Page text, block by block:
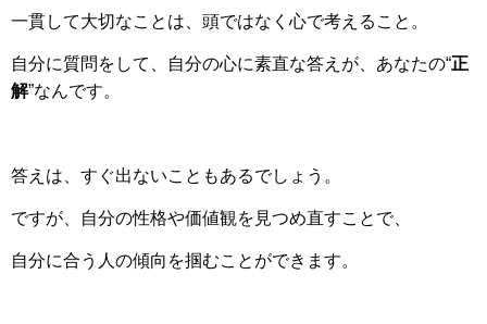
一貫して大切なことは、頭ではなく心で考えること。
自分に質問をして、自分の心に素直な答えが、あなたの“正
解”なんです。
答えは、すぐ出ないこともあるでしょう。
ですが、自分の性格や価値観を見つめ直すことで、
自分に合う人の傾向を掴むことができます。